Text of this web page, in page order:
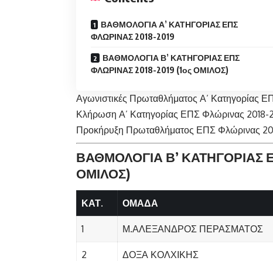
ΒΑΘΜΟΛΟΓΙΑ Α’ ΚΑΤΗΓΟΡΙΑΣ ΕΠΣ
ΦΛΩΡΙΝΑΣ 2018-2019
ΒΑΘΜΟΛΟΓΙΑ Β’ ΚΑΤΗΓΟΡΙΑΣ ΕΠΣ
ΦΛΩΡΙΝΑΣ 2018-2019 (1ος ΟΜΙΛΟΣ)
Αγωνιστικές Πρωταθλήματος Α’ Κατηγορίας
Κλήρωση Α’ Κατηγορίας ΕΠΣ Φλώρινας 2018-
Προκήρυξη Πρωταθλήματος ΕΠΣ Φλώρινας
ΒΑΘΜΟΛΟΓΙΑ Β’ ΚΑΤΗΓΟΡΙΑΣ
ΟΜΙΛΟΣ)
ΚΑΤ. ΟΜΑΔΑ
1 Μ.ΑΛΕΞΑΝΔΡΟΣ ΠΕΡΑΣΜΑΤΟΣ
2 ΔΟΞΑ ΚΟΛΧΙΚΗΣ